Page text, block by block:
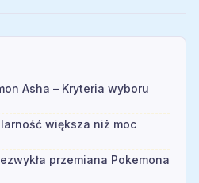
Asha – Kryteria wyboru
większa niż moc
przemiana Pokemona